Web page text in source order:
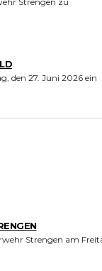
den 27. Juni 2026 ein
Strengen am